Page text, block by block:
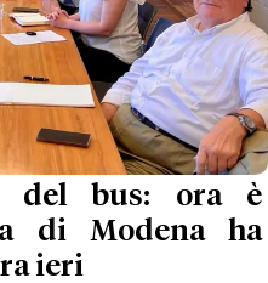
del bus: ora è
di Modena ha
ieri